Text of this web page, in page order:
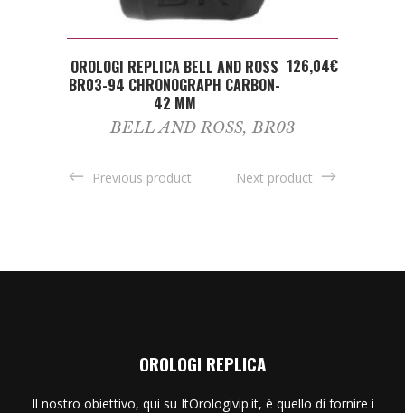
ADD TO CART
OROLOGI REPLICA BELL AND ROSS
BR03-94 CHRONOGRAPH CARBON-
42 MM
126,04€
BELL AND ROSS,BR03
Previous product Next product
OROLOGI REPLICA
Il nostro obiettivo, qui su ItOrologivip.it, è quello di fornire i